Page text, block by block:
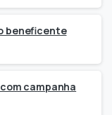
beneficente
campanha